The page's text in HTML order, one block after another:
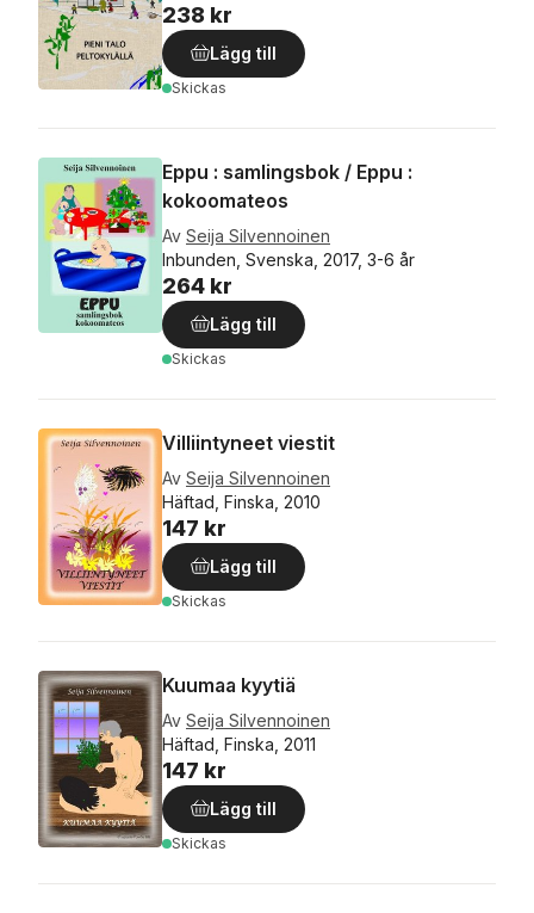
238 kr
Lägg till
Skickas
Eppu : samlingsbok / Eppu :
kokoomateos
Av Seija Silvennoinen
Inbunden, Svenska, 2017, 3-6 år
264 kr
Lägg till
Skickas
Villiintyneet viestit
Av Seija Silvennoinen
Häftad, Finska, 2010
147 kr
Lägg till
Skickas
Kuumaa kyytiä
Av Seija Silvennoinen
Häftad, Finska, 2011
147 kr
Lägg till
Skickas